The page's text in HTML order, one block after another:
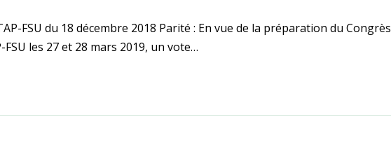
FSU du 18 décembre 2018 Parité : En vue de la préparation du Congrès
les 27 et 28 mars 2019, un vote…